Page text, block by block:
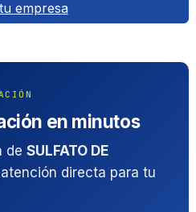
empresa
en minutos
de SULFATO DE
directa para tu